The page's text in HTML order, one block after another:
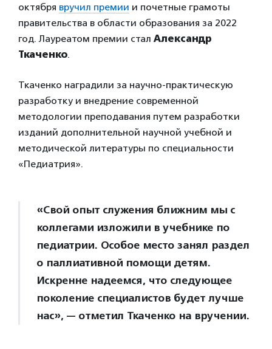
октября вручил премии и почетные грамоты
правительства в области образования за 2022
год. Лауреатом премии стал Александр
Ткаченко.
Ткаченко наградили за научно-практическую
разработку и внедрение современной
методологии преподавания путем разработки
изданий дополнительной научной учебной и
методической литературы по специальности
«Педиатрия».
«Свой опыт служения ближним мы с
коллегами изложили в учебнике по
педиатрии. Особое место занял раздел
о паллиативной помощи детям.
Искренне надеемся, что следующее
поколение специалистов будет лучше
нас», — отметил Ткаченко на вручении.